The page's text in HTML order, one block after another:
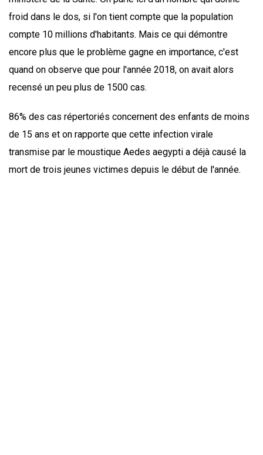
froid dans le dos, si l'on tient compte que la population
compte 10 millions d'habitants. Mais ce qui démontre
encore plus que le problème gagne en importance, c'est
quand on observe que pour l'année 2018, on avait alors
recensé un peu plus de 1500 cas.
86% des cas répertoriés concernent des enfants de moins
de 15 ans et on rapporte que cette infection virale
transmise par le moustique Aedes aegypti a déjà causé la
mort de trois jeunes victimes depuis le début de l'année.